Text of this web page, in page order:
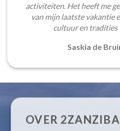
activiteiten. Het heeft me
van mijn laatste vakantie
cultuur en tradities
Saskia de
OVER